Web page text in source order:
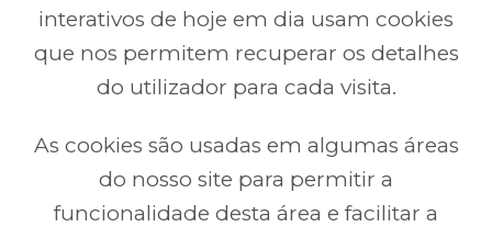
interativos de hoje em dia usam cookies
que nos permitem recuperar os detalhes
do utilizador para cada visita.
As cookies são usadas em algumas áreas
do nosso site para permitir a
funcionalidade desta área e facilitar a